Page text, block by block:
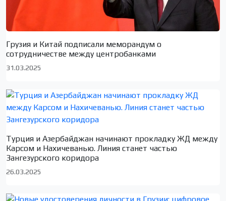
Грузия и Китай подписали меморандум о
сотрудничестве между центробанками
31.03.2025
Турция и Азербайджан начинают прокладку ЖД между
Карсом и Нахичеванью. Линия станет частью
Зангезурского коридора
26.03.2025